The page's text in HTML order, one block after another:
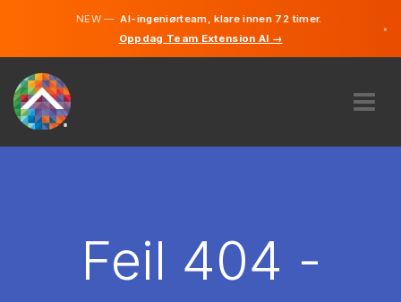
NEW —AI-ingeniørteam, klare innen 72 timer.
Oppdag Team Extension AI →
×
Feil 404 -